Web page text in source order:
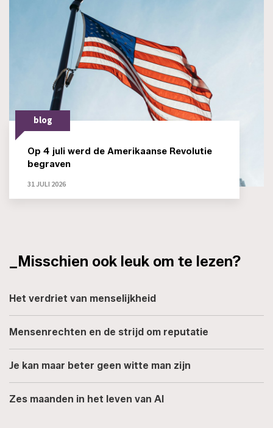
blog
Op 4 juli werd de Amerikaanse Revolutie
begraven
31 JULI 2026
_Misschien ook leuk om te lezen?
Het verdriet van menselijkheid
Mensenrechten en de strijd om reputatie
Je kan maar beter geen witte man zijn
Zes maanden in het leven van AI